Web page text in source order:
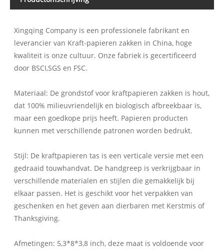
Xingqing Company is een professionele fabrikant en
leverancier van Kraft-papieren zakken in China, hoge
kwaliteit is onze cultuur. Onze fabriek is gecertificeerd
door BSCI,SGS en FSC.
Materiaal: De grondstof voor kraftpapieren zakken is hout,
dat 100% milieuvriendelijk en biologisch afbreekbaar is,
maar een goedkope prijs heeft. Papieren producten
kunnen met verschillende patronen worden bedrukt.
Stijl: De kraftpapieren tas is een verticale versie met een
gedraaid touwhandvat. De handgreep is verkrijgbaar in
verschillende materialen en stijlen die gemakkelijk bij
elkaar passen. Het is geschikt voor het verpakken van
geschenken en het geven aan dierbaren met Kerstmis of
Thanksgiving.
Afmetingen: 5,3*8*3,8 inch, deze maat is voldoende voor